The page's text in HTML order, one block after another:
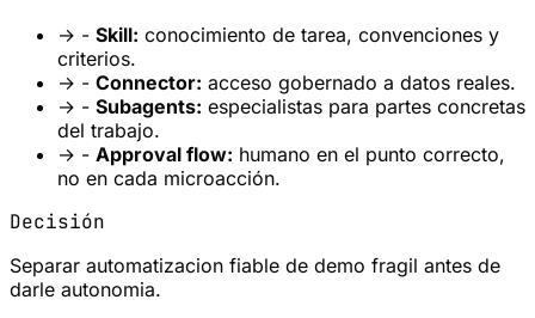
→ - Skill: conocimiento de tarea, convenciones y
criterios.
→ - Connector: acceso gobernado a datos reales.
→ - Subagents: especialistas para partes concretas
del trabajo.
→ - Approval flow: humano en el punto correcto,
no en cada microacción.
Decisión
Separar automatizacion fiable de demo fragil antes de
darle autonomia.